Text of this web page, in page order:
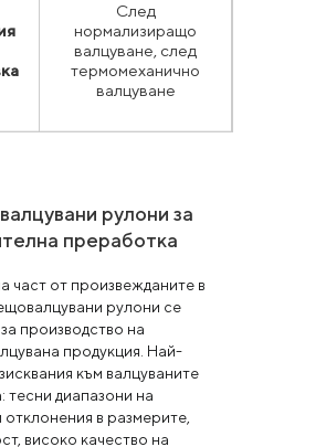
След
нормализиращо
валцуване, след
термомеханично
валцуване
рулони за
преработка
част от произвежданите в
рулони се
производство на
продукция. Най-
към валцуваните
тесни диапазони на
отклонения в размерите,
високо качество на